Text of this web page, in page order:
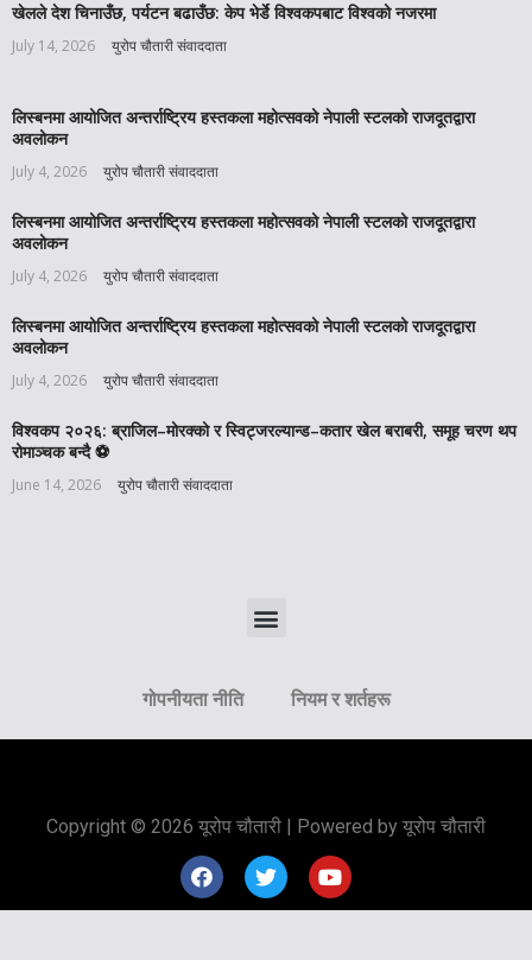
खेलले देश चिनाउँछ, पर्यटन बढाउँछ: केप भेर्डे विश्वकपबाट विश्वको नजरमा
July 14, 2026 युरोप चौतारी संवाददाता
लिस्बनमा आयोजित अन्तर्राष्ट्रिय हस्तकला महोत्सवको नेपाली स्टलको राजदूतद्वारा
अवलोकन
July 4, 2026 युरोप चौतारी संवाददाता
लिस्बनमा आयोजित अन्तर्राष्ट्रिय हस्तकला महोत्सवको नेपाली स्टलको राजदूतद्वारा
अवलोकन
July 4, 2026 युरोप चौतारी संवाददाता
लिस्बनमा आयोजित अन्तर्राष्ट्रिय हस्तकला महोत्सवको नेपाली स्टलको राजदूतद्वारा
अवलोकन
July 4, 2026 युरोप चौतारी संवाददाता
विश्वकप २०२६: ब्राजिल–मोरक्को र स्विट्जरल्यान्ड–कतार खेल बराबरी, समूह चरण थप
रोमाञ्चक बन्दै ⚽️
June 14, 2026 युरोप चौतारी संवाददाता
गोपनीयता नीति नियम र शर्तहरू
Copyright © 2026 यूरोप चौतारी | Powered by यूरोप चौतारी